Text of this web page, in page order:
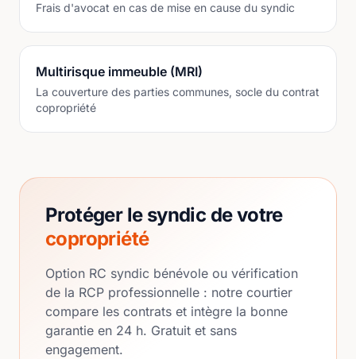
Frais d'avocat en cas de mise en cause du syndic
Multirisque immeuble (MRI)
La couverture des parties communes, socle du contrat
copropriété
Protéger le syndic de votre
copropriété
Option RC syndic bénévole ou vérification
de la RCP professionnelle : notre courtier
compare les contrats et intègre la bonne
garantie en 24 h. Gratuit et sans
engagement.